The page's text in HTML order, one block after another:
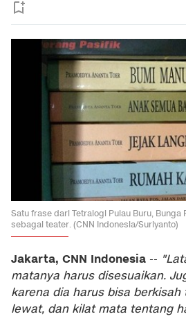
Satu frase dari Tetralogi Pulau Buru,
sebagai teater. (CNN Indonesia/Suriyanto)
Jakarta, CNN Indonesia --
matanya harus disesuaikan.
karena dia harus bisa
lewat, dan kilat mata tentang